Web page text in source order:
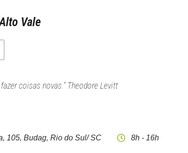
Vale
coisas novas.” Theodore Levitt
105, Budag, Rio do Sul/ SC 8h - 16h